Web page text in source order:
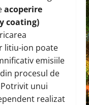
acoperire
coating)
litiu-ion poate
emisiile
procesul de
unui
realizat